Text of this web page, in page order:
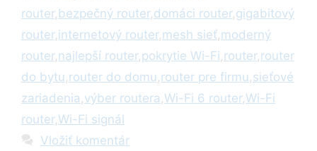
router, bezpečný router, domáci router, gigabitový
router, internetový router, mesh sieť moderný
router, najlepší router, pokrytie Wi-Fi router, router
do bytu router do domu router pre firmu sieťové
zariadenia výber routera Wi-Fi 6 router, Wi-Fi
router, Wi-Fi signál
Vložiť komentár